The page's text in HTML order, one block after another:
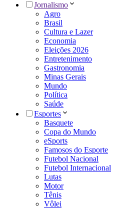
Jornalismo
Agro
Brasil
Cultura e Lazer
Economia
Eleições 2026
Entretenimento
Gastronomia
Minas Gerais
Mundo
Política
Saúde
Esportes
Basquete
Copa do Mundo
eSports
Famosos do Esporte
Futebol Nacional
Futebol Internacional
Lutas
Motor
Tênis
Vôlei